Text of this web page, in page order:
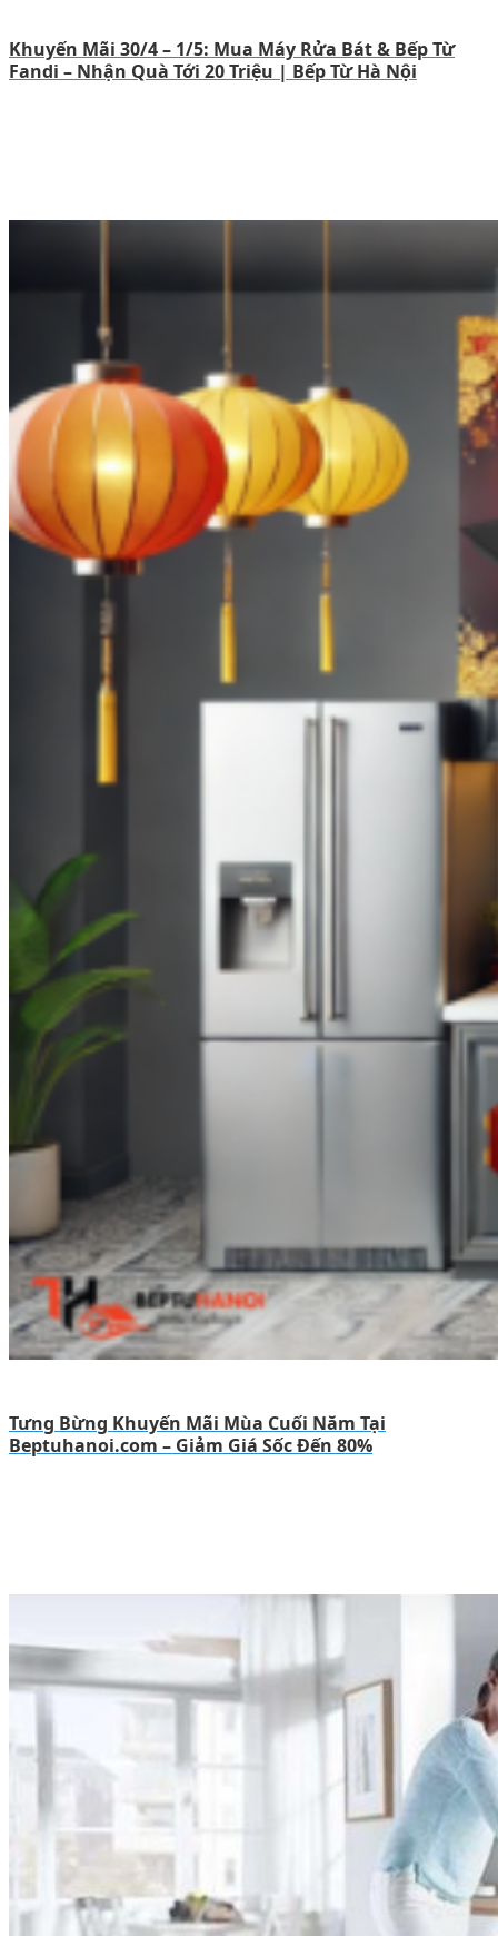
Khuyến Mãi 30/4 – 1/5: Mua Máy Rửa Bát & Bếp Từ
Fandi – Nhận Quà Tới 20 Triệu | Bếp Từ Hà Nội
Tưng Bừng Khuyến Mãi Mùa Cuối Năm Tại
Beptuhanoi.com – Giảm Giá Sốc Đến 80%